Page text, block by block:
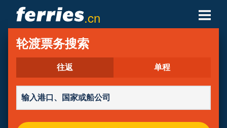
.cn
轮渡公司
轮渡目的地
轮渡航线
轮渡港口
轮渡票务搜索
往返 单程